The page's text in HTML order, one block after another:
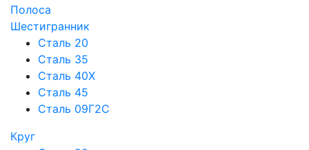
Полоса
Шестигранник
Сталь 20
Сталь 35
Сталь 40Х
Сталь 45
Сталь 09Г2С
Круг